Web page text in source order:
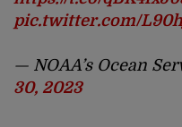
pic.twitter.com/
— NOAA’s Ocean
30, 2023